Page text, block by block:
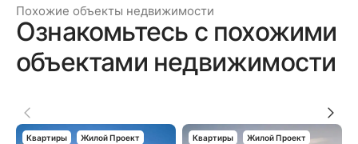
Похожие объекты недвижимости
Ознакомьтесь с похожими
объектами недвижимости
Квартиры Жилой Проект Квартиры Жилой Проект